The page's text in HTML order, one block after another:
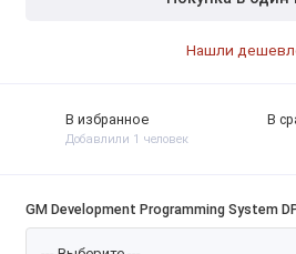
Нашли
В избранное
Добавлили 1 человек
В
GM Development Programming System